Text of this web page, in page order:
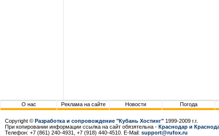
О нас Реклама на сайте Новости Погода
Copyright © Разработка и сопровождение "Кубань Хостинг" 1999-2009 г.г.
При копировании информации ссылка на сайт обязятельна - Краснодар и
Телефон: +7 (861) 240-4931, +7 (918) 440-4510. E-Mail: support@rufox.ru